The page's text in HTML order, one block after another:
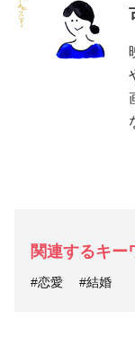
関連するキー
#恋愛 #結婚